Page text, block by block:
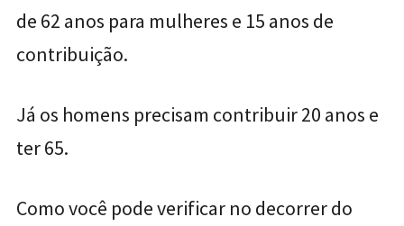
de 62 anos para mulheres e 15 anos de
contribuição.
Já os homens precisam contribuir 20 anos e
ter 65.
Como você pode verificar no decorrer do